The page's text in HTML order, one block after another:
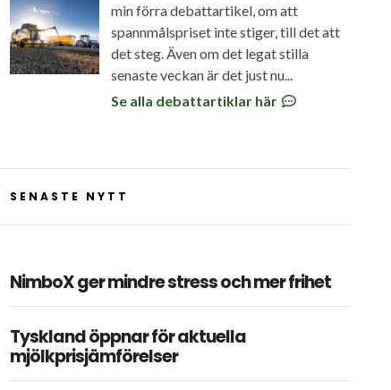
min förra debattartikel, om att
spannmålspriset inte stiger, till det att
det steg. Även om det legat stilla
senaste veckan är det just nu...
Se alla debattartiklar här
SENASTE NYTT
NimboX ger mindre stress och mer frihet
Tyskland öppnar för aktuella
mjölkprisjämförelser